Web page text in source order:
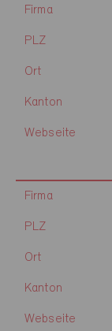
Firma
PLZ
Ort
Kanton
Webseite
Firma
PLZ
Ort
Kanton
Webseite